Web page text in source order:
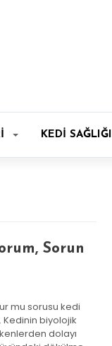
KEDI SAĞLIĞI
Sorun
mu sorusu kedi
biyolojik
dolayı